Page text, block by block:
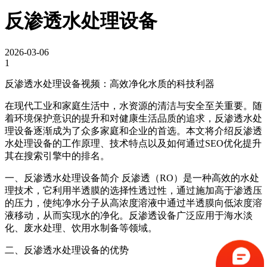
反渗透水处理设备
2026-03-06
1
反渗透水处理设备视频：高效净化水质的科技利器
在现代工业和家庭生活中，水资源的清洁与安全至关重要。随
着环境保护意识的提升和对健康生活品质的追求，反渗透水处
理设备逐渐成为了众多家庭和企业的首选。本文将介绍反渗透
水处理设备的工作原理、技术特点以及如何通过SEO优化提升
其在搜索引擎中的排名。
一、反渗透水处理设备简介 反渗透（RO）是一种高效的水处
理技术，它利用半透膜的选择性透过性，通过施加高于渗透压
的压力，使纯净水分子从高浓度溶液中通过半透膜向低浓度溶
液移动，从而实现水的净化。反渗透设备广泛应用于海水淡
化、废水处理、饮用水制备等领域。
二、反渗透水处理设备的优势